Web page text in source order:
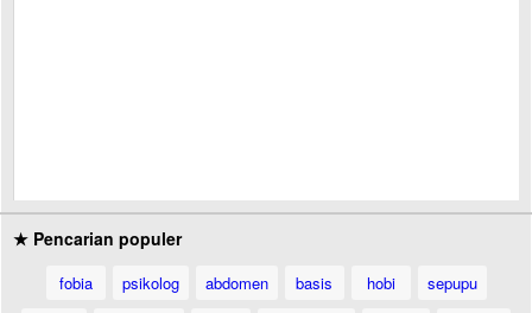
★ Pencarian populer
fobia psikolog abdomen basis hobi
sepupu